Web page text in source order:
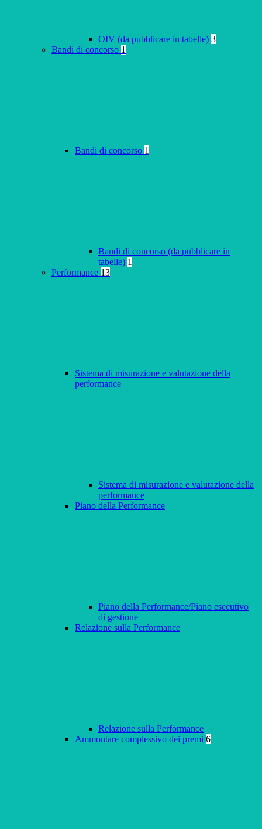
OIV (da pubblicare in tabelle) 3
Bandi di concorso 1
Bandi di concorso 1
Bandi di concorso (da pubblicare in
tabelle) 1
Performance 13
Sistema di misurazione e valutazione della
performance
Sistema di misurazione e valutazione della
performance
Piano della Performance
Piano della Performance/Piano esecutivo
di gestione
Relazione sulla Performance
Relazione sulla Performance
Ammontare complessivo dei premi 6